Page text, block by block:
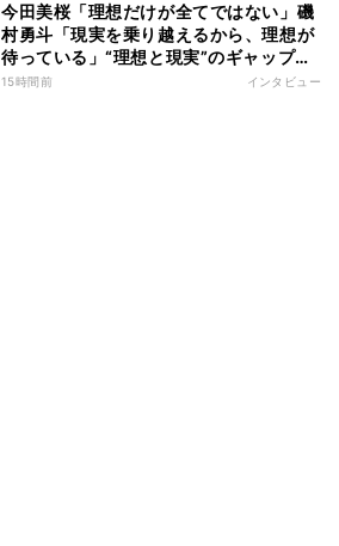
今田美桜「理想だけが全てではない」磯
村勇斗「現実を乗り越えるから、理想が
待っている」“理想と現実”のギャップに
悩む人へ 第一線で活躍する俳優2人の
15時間前 インタビュー